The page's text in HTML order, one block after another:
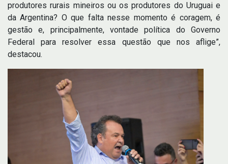
produtores rurais mineiros ou os produtores do Uruguai e
da Argentina? O que falta nesse momento é coragem, é
gestão e, principalmente, vontade política do Governo
Federal para resolver essa questão que nos aflige”,
destacou.